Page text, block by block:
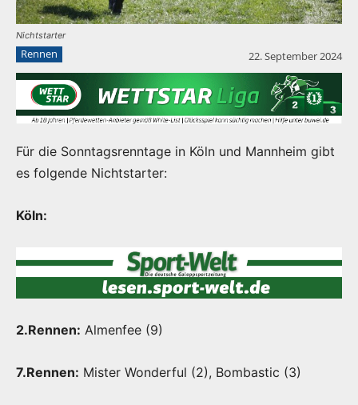
Nichtstarter
Rennen 22. September 2024
Für die Sonntagsrenntage in Köln und Mannheim gibt
es folgende Nichtstarter:
Köln:
2.Rennen: Almenfee (9)
7.Rennen: Mister Wonderful (2), Bombastic (3)